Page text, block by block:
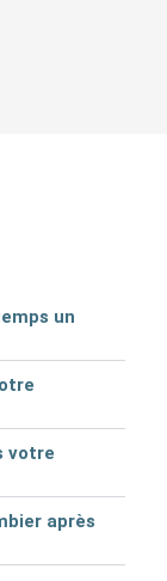
un
votre
après